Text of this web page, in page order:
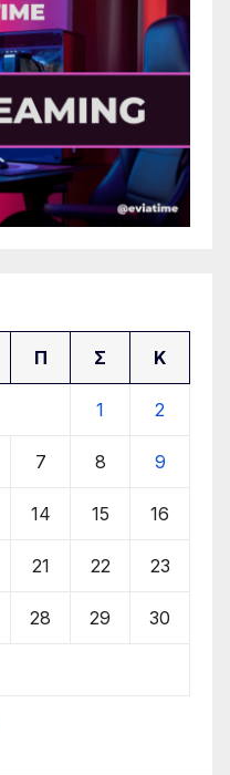
Π Σ Κ
1 2
7 8 9
14 15 16
21 22 23
28 29 30